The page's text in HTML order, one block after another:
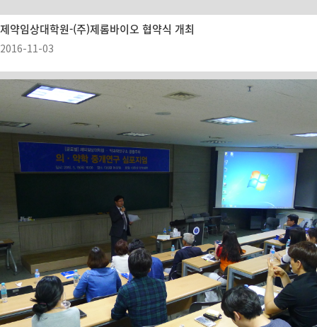
제약임상대학원-(주)제롬바이오 협약식 개최
2016-11-03